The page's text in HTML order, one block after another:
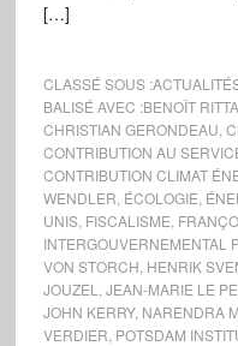
[…]
CLASSÉ SOUS :
BALISÉ AVEC :BENOÎT
CHRISTIAN GERONDEAU
CONTRIBUTION AU
CONTRIBUTION CLIMAT
WENDLER ÉCOLOGIE
UNIS, FISCALISME
INTERGOUVERNEMENTAL
VON STORCH HENRIK
JOUZEL
JEAN-MARIE LE
JOHN KERRY, NARENDRA
VERDIER POTSDAM